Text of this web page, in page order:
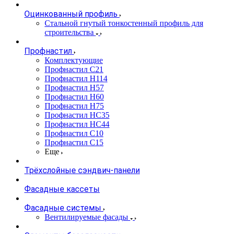
Оцинкованный профиль
Стальной гнутый тонкостенный профиль для
строительства
Профнастил
Комплектующие
Профнастил C21
Профнастил Н114
Профнастил Н57
Профнастил Н60
Профнастил Н75
Профнастил НС35
Профнастил НС44
Профнастил С10
Профнастил С15
Еще
Трёхслойные сэндвич-панели
Фасадные кассеты
Фасадные системы
Вентилируемые фасады